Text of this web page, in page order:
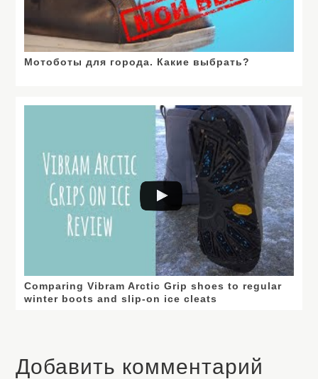
Мотоботы для города. Какие выбрать?
Comparing Vibram Arctic Grip shoes to regular
winter boots and slip-on ice cleats
Добавить комментарий